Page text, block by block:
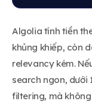
Algolia tính tiền
khủng khiếp, còn
relevancy kém.
search ngon, dưới
filtering, mà